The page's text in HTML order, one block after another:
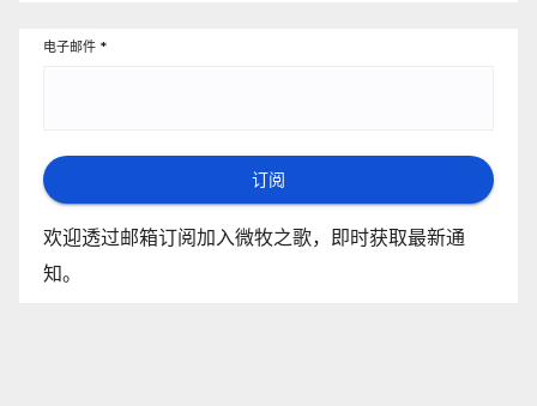
电子邮件 *
订阅
欢迎透过邮箱订阅加入微牧之歌，即时获取最新通
知。